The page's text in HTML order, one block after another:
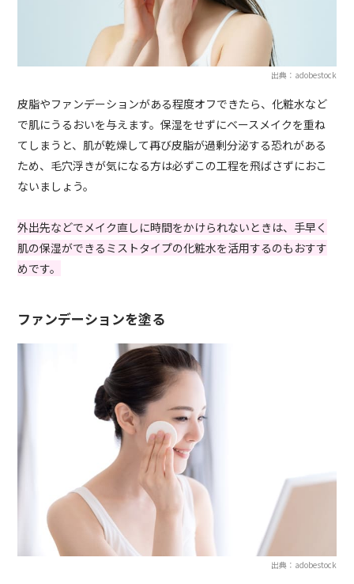
出典：adobestock
皮脂やファンデーションがある程度オフできたら、化粧水など
で肌にうるおいを与えます。保湿をせずにベースメイクを重ね
てしまうと、肌が乾燥して再び皮脂が過剰分泌する恐れがある
ため、毛穴浮きが気になる方は必ずこの工程を飛ばさずにおこ
ないましょう。
外出先などでメイク直しに時間をかけられないときは、手早く
肌の保湿ができるミストタイプの化粧水を活用するのもおすす
めです。
ファンデーションを塗る
出典：adobestock